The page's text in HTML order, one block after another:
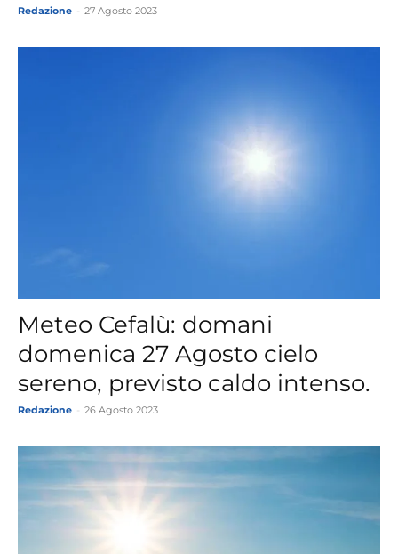
Redazione 27 Agosto 2023
Meteo Cefalù: domani
domenica 27 Agosto cielo
sereno, previsto caldo intenso.
Redazione 26 Agosto 2023